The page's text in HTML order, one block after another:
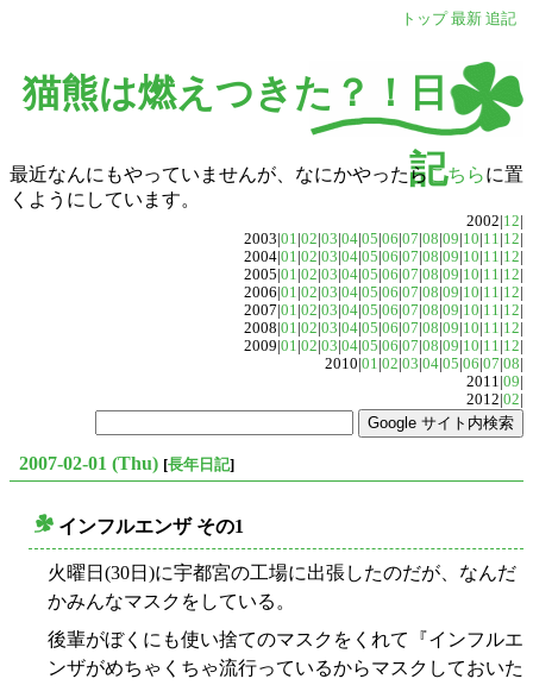
トップ 最新 追記
猫熊は燃えつきた？！日
記
最近なんにもやっていませんが、なにかやったら こちらに置
くようにしています。
2002|12|
2003|01|02|03|04|05|06|07|08|09|10|11|12|
2004|01|02|03|04|05|06|07|08|09|10|11|12|
2005|01|02|03|04|05|06|07|08|09|10|11|12|
2006|01|02|03|04|05|06|07|08|09|10|11|12|
2007|01|02|03|04|05|06|07|08|09|10|11|12|
2008|01|02|03|04|05|06|07|08|09|10|11|12|
2009|01|02|03|04|05|06|07|08|09|10|11|12|
2010|01|02|03|04|05|06|07|08|
2011|09|
2012|02|
2007-02-01 (Thu) [長年日記]
インフルエンザ その1
火曜日(30日)に宇都宮の工場に出張したのだが、なんだ
かみんなマスクをしている。
後輩がぼくにも使い捨てのマスクをくれて『インフルエ
ンザがめちゃくちゃ流行っているからマスクしておいた